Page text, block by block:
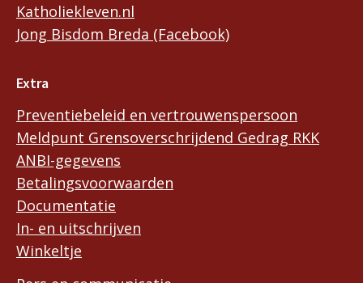
Katholiekleven.nl
Jong Bisdom Breda (Facebook)
Extra
Preventiebeleid en vertrouwenspersoon
Meldpunt Grensoverschrijdend Gedrag RKK
ANBI-gegevens
Betalingsvoorwaarden
Documentatie
In- en uitschrijven
Winkeltje